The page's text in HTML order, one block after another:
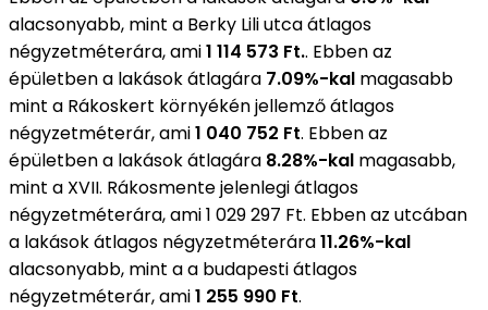
alacsonyabb, mint a Berky Lili utca átlagos
négyzetméterára, ami1 114 573 Ft.. Ebben az
épületben a lakások átlagára 7.09%-kal magasabb
mint a Rákoskert környékén jellemző átlagos
négyzetméterár, ami1 040 752 Ft. Ebben az
épületben a lakások átlagára 8.28%-kal magasabb,
mint a XVII. Rákosmente jelenlegi átlagos
négyzetméterára, ami 1 029 297 Ft. Ebben az utcában
a lakások átlagos négyzetméterára11.26%-kal
alacsonyabb, mint a a budapesti átlagos
négyzetméterár, ami1 255 990 Ft.